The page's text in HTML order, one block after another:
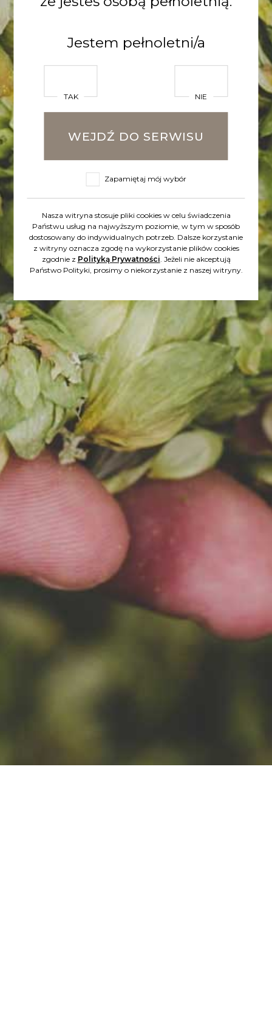
POWRÓT DO LISTY
Zobacz inne
wpisy
14.12.2022
KOLEJNE WYRÓŻNIENIE DLA
NASZYCH PIW
Konkurs Piw Rzemieślniczych
Kraft Roku 2022.
NASZ PIWOWAR ZOSTAŁ
NAGRODZONY
niezmiernie piwowarskie
Jestem pełnoletni/a
TAK NIE
WEJDŹ DO SERWISU
Zapamiętaj mój wybór
Nasza witryna stosuje pliki cookies w celu świadczenia
Państwu usług na najwyższym poziomie, w tym w sposób
dostosowany do indywidualnych potrzeb. Dalsze korzystanie
z witryny oznacza zgodę na wykorzystanie plików cookies
zgodnie z Polityką Prywatności. Jeżeli nie akceptują
Państwo Polityki, prosimy o niekorzystanie z naszej witryny.